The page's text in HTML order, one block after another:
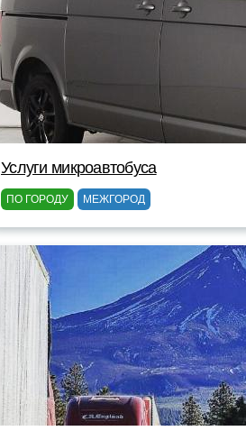
Услуги микроавтобуса
ПО ГОРОДУ МЕЖГОРОД